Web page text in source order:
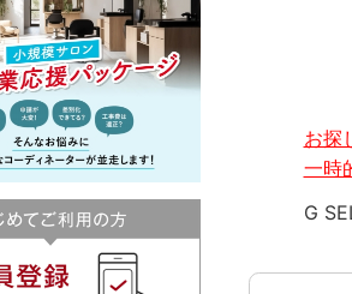
お探
一時
G